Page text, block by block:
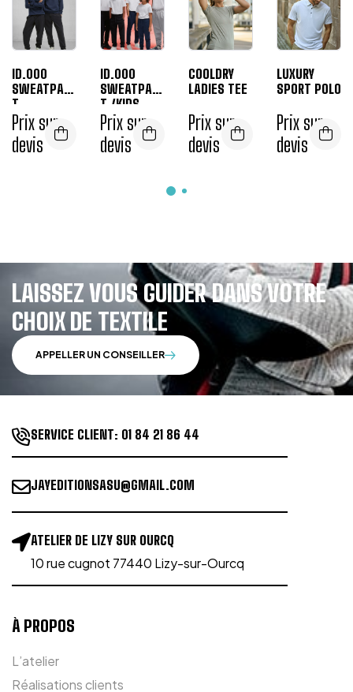
ID.000
SWEATPAN
T
Prix sur
devis
ID.000
SWEATPAN
T /KIDS
Prix sur
devis
COOLDRY
LADIES TEE
Prix sur
devis
LUXURY
SPORT POLO
Prix sur
devis
LAISSEZ VOUS GUIDER DANS VOTRE
CHOIX DE TEXTILE
APPELLER UN CONSEILLER
SERVICE CLIENT: 01 84 21 86 44
JAYEDITIONSASU@GMAIL.COM
ATELIER DE LIZY SUR OURCQ
10 rue cugnot 77440 Lizy-sur-Ourcq
À PROPOS
L’atelier
Réalisations clients